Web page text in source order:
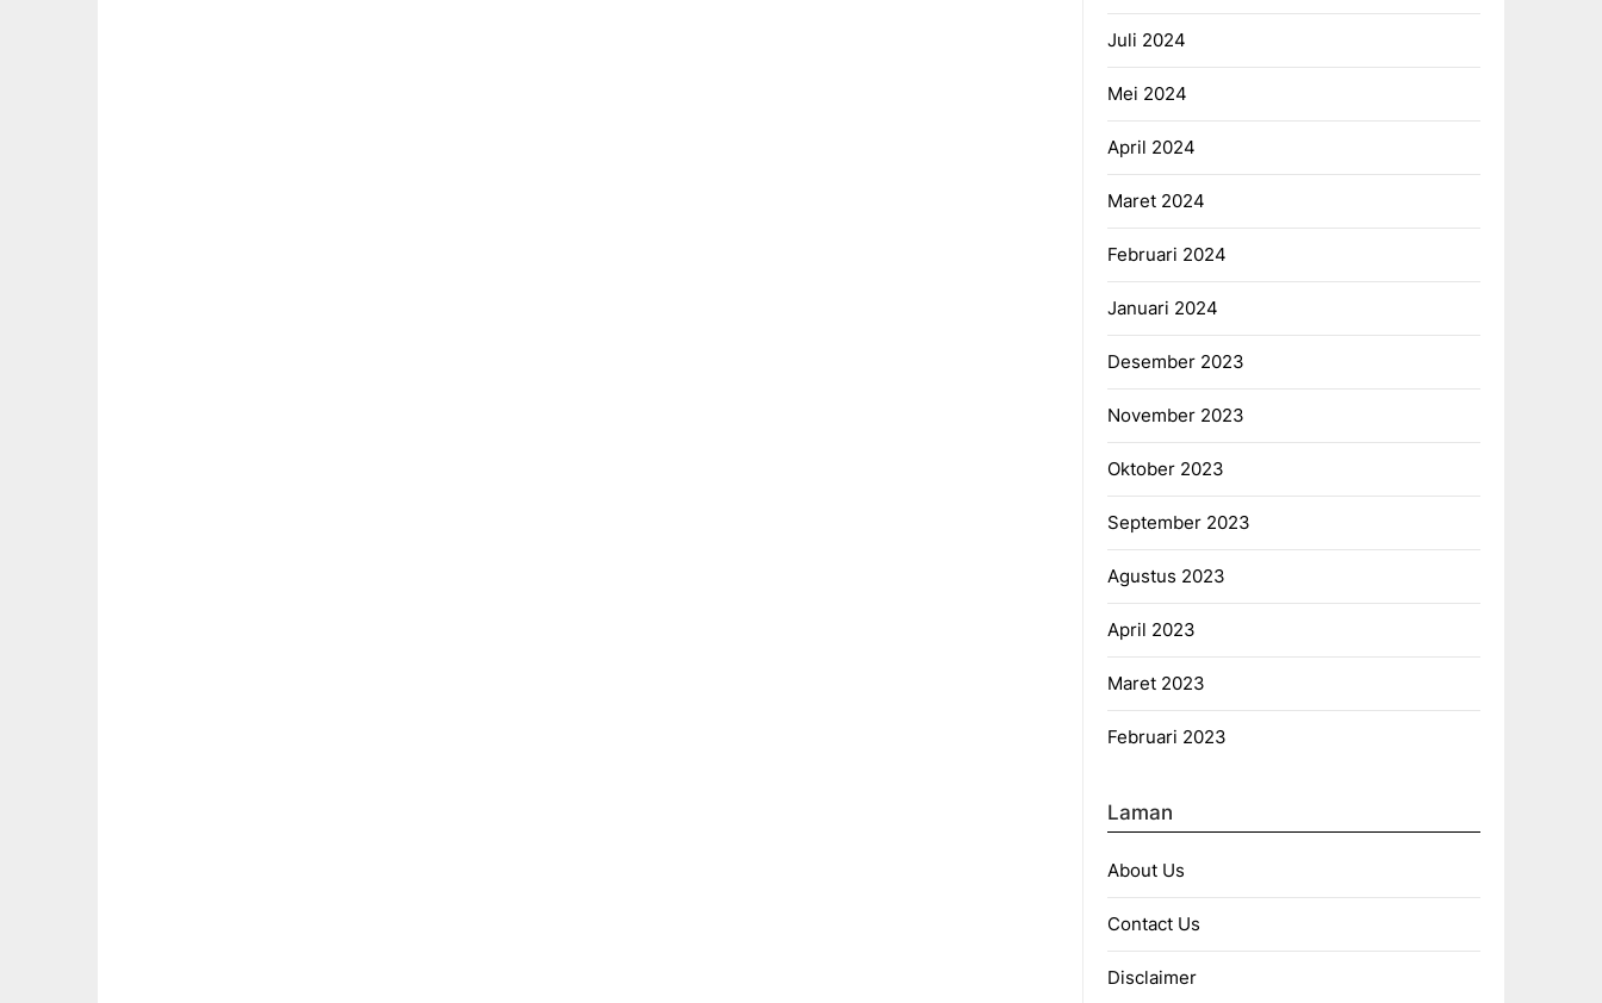
Juli 2024
Mei 2024
April 2024
Maret 2024
Februari 2024
Januari 2024
Desember 2023
November 2023
Oktober 2023
September 2023
Agustus 2023
April 2023
Maret 2023
Februari 2023
Laman
About Us
Contact Us
Disclaimer